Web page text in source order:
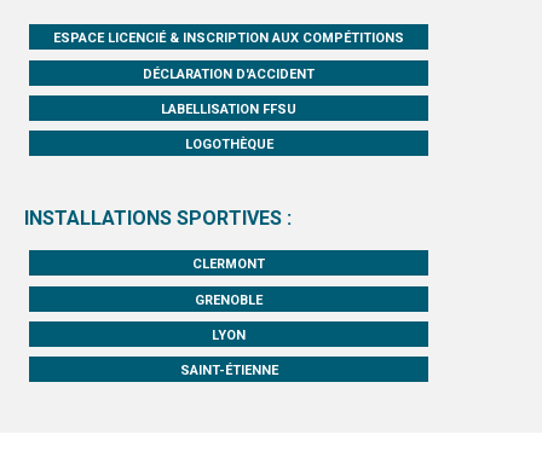
ESPACE LICENCIÉ & INSCRIPTION AUX COMPÉTITIONS
DÉCLARATION D'ACCIDENT
LABELLISATION FFSU
LOGOTHÈQUE
INSTALLATIONS SPORTIVES :
CLERMONT
GRENOBLE
LYON
SAINT-ÉTIENNE